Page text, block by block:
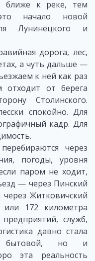
ближе к реке, тем
начало новой
Лунинецкого и
дорога, лес,
а чуть дальше —
к ней как раз
от берега
Столинского.
спокойно. Для
кадр. Для
через
погоды, уровня
паром не ходит,
— через Пинский
через Житковичский
172 километра
служб,
давно стала
бытовой, но и
эта реальность